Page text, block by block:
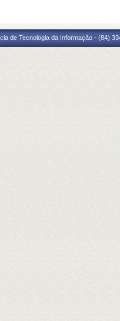
de Tecnologia da Informação - (84)